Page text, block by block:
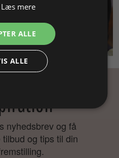
nyhedsbrev og få
og tips til din
Læs mere
ALLE
ALLE